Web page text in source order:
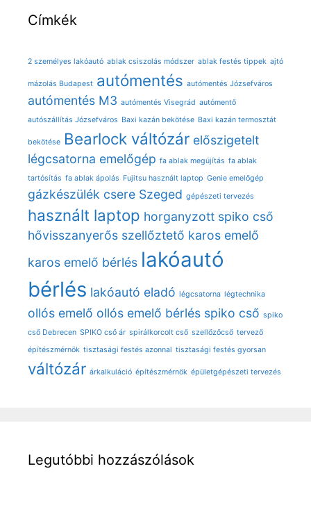
Címkék
2 személyes lakóautó ablak csiszolás módszer ablak festés tippek ajtó
mázolás Budapest autómentés autómentés Józsefváros
autómentés M3 autómentés Visegrád autómentő
autószállítás Józsefváros Baxi kazán bekötése Baxi kazán termosztát
bekötése Bearlock váltózár előszigetelt
légcsatorna emelőgép fa ablak megújítás fa ablak
tartósítás fa ablak ápolás Fujitsu használt laptop Genie emelőgép
gázkészülék csere Szeged gépészeti tervezés
használt laptop horganyzott spiko cső
hővisszanyerős szellőztető karos emelő
karos emelő bérlés lakóautó
bérlés lakóautó eladó légcsatorna légtechnika
ollós emelő ollós emelő bérlés spiko cső spiko
cső Debrecen SPIKO cső ár spirálkorcolt cső szellőzőcső tervező
építészmérnök tisztasági festés azonnal tisztasági festés gyorsan
váltózár árkalkuláció építészmérnök épületgépészeti tervezés
Legutóbbi hozzászólások